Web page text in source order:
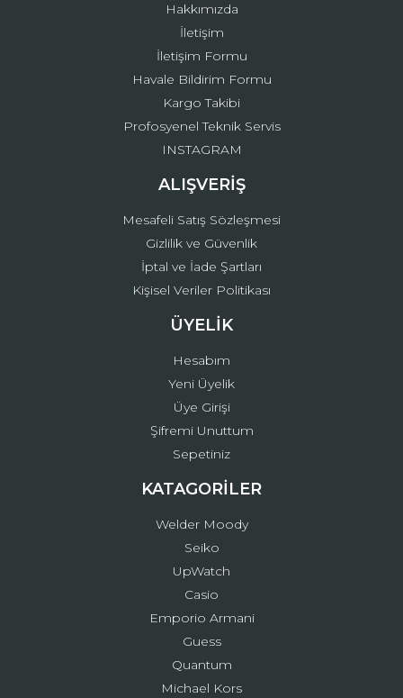
Gönder
Hakkımızda
İletişim
İletişim Formu
Havale Bildirim Formu
Kargo Takibi
Profosyenel Teknik Servis
INSTAGRAM
ALIŞVERİŞ
Mesafeli Satış Sözleşmesi
Gizlilik ve Güvenlik
İptal ve İade Şartları
Kişisel Veriler Politikası
ÜYELİK
Hesabım
Yeni Üyelik
Üye Girişi
Şifremi Unuttum
Sepetiniz
KATAGORİLER
Welder Moody
Seiko
UpWatch
Casio
Emporio Armani
Guess
Quantum
Michael Kors